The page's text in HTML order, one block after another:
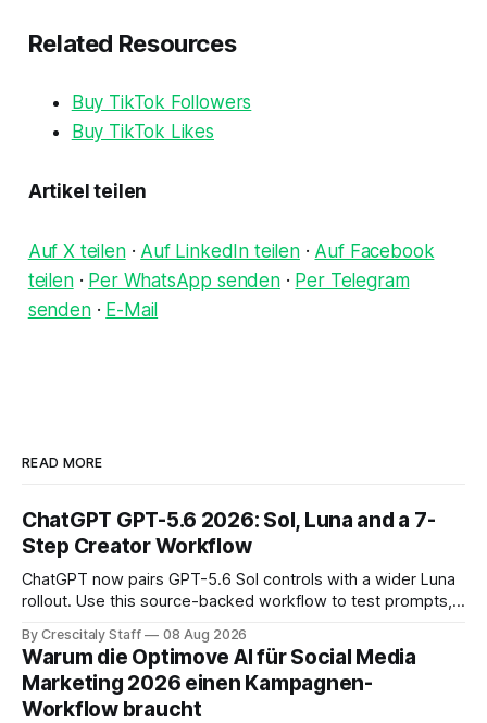
Related Resources
Buy TikTok Followers
Buy TikTok Likes
Artikel teilen
Auf X teilen· Auf LinkedIn teilen· Auf Facebook
teilen· Per WhatsApp senden· Per Telegram
senden· E-Mail
READ MORE
ChatGPT GPT-5.6 2026: Sol, Luna and a 7-
Step Creator Workflow
ChatGPT now pairs GPT-5.6 Sol controls with a wider Luna
rollout. Use this source-backed workflow to test prompts,
By Crescitaly Staff 08 Aug 2026
Warum die Optimove AI für Social Media
Marketing 2026 einen Kampagnen-
Workflow braucht